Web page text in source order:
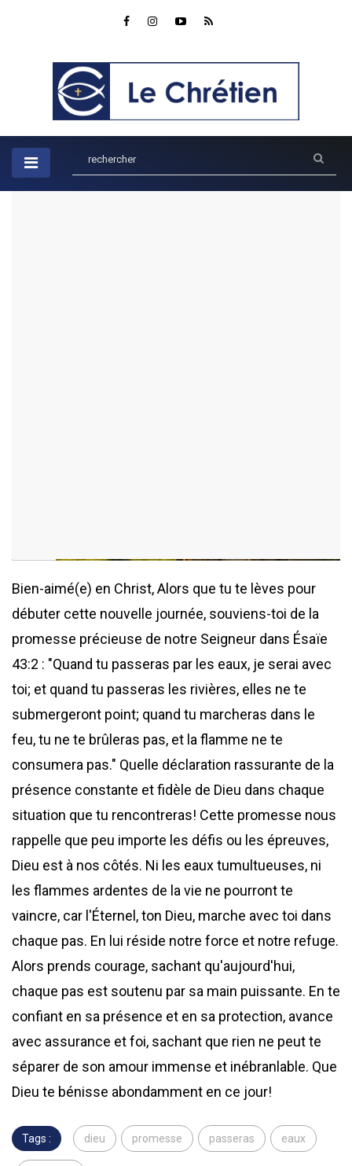
Bien-aimé(e) en Christ, Alors que tu te lèves pour
débuter cette nouvelle journée, souviens-toi de la
promesse précieuse de notre Seigneur dans Ésaïe
43:2 : "Quand tu passeras par les eaux, je serai avec
toi; et quand tu passeras les rivières, elles ne te
submergeront point; quand tu marcheras dans le
feu, tu ne te brûleras pas, et la flamme ne te
consumera pas." Quelle déclaration rassurante de la
présence constante et fidèle de Dieu dans chaque
situation que tu rencontreras! Cette promesse nous
rappelle que peu importe les défis ou les épreuves,
Dieu est à nos côtés. Ni les eaux tumultueuses, ni
les flammes ardentes de la vie ne pourront te
vaincre, car l'Éternel, ton Dieu, marche avec toi dans
chaque pas. En lui réside notre force et notre refuge.
Alors prends courage, sachant qu'aujourd'hui,
chaque pas est soutenu par sa main puissante. En te
confiant en sa présence et en sa protection, avance
avec assurance et foi, sachant que rien ne peut te
séparer de son amour immense et inébranlable. Que
Dieu te bénisse abondamment en ce jour!
Tags : dieu promesse passeras eaux